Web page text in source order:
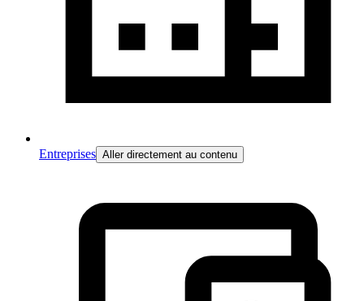
Entreprises Aller directement au contenu